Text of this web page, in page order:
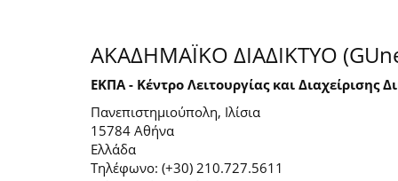
ΑΚΑΔΗΜΑΪΚΟ ΔΙΑΔΙΚΤΥΟ
ΕΚΠΑ - Κέντρο Λειτουργίας και Διαχείρισης
Πανεπιστημιούπολη, Ιλίσια
15784 Αθήνα
Ελλάδα
Τηλέφωνο: (+30) 210.727.5611